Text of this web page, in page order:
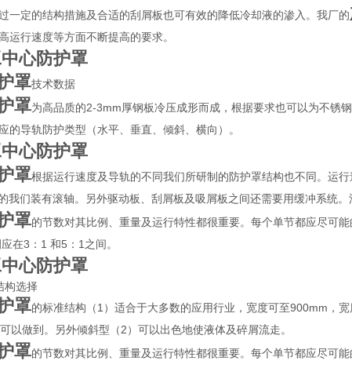
一定的结构措施及合适的刮屑板也可有效的降低冷却液的渗入。我厂的
运行速度等方面不断提高的要求。
心防护罩
罩技术数据
罩为高品质的2-3mm厚钢板冷压成形而成，根据要求也可以为不锈
的导轨防护类型（水平、垂直、倾斜、横向）。
心防护罩
罩根据运行速度及导轨的不同我们所研制的防护罩结构也不同。运
我们装有滚轴。另外驱动板、刮屑板及吸屑板之间还需要用缓冲系统。
罩的节数对其比例、重量及运行特性都很重要。每个单节都应尽可
在3：1 和5：1之间。
心防护罩
构选择
罩的标准结构（1）适合于大多数的应用行业，宽度可至900mm，
以做到。另外倾斜型（2）可以出色地使液体及碎屑流走。
罩的节数对其比例、重量及运行特性都很重要。每个单节都应尽可